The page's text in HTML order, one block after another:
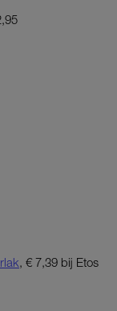
, € 7,39 bij Etos